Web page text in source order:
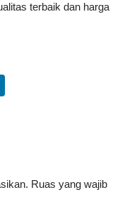
terbaik dan harga
Ruas yang wajib